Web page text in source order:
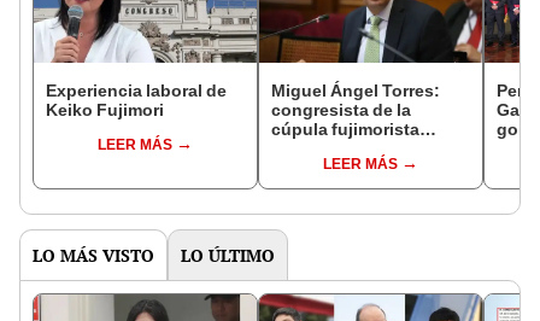
Experiencia laboral de
Keiko Fujimori
LEER MÁS
Miguel Ángel Torres:
congresista de la
cúpula fujimorista
del SenadoLEER MÁS
LO MÁS VISTO LO ÚLTIMO